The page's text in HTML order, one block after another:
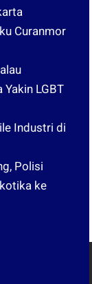
Curanmor
LGBT
Industri di
Polisi
ke